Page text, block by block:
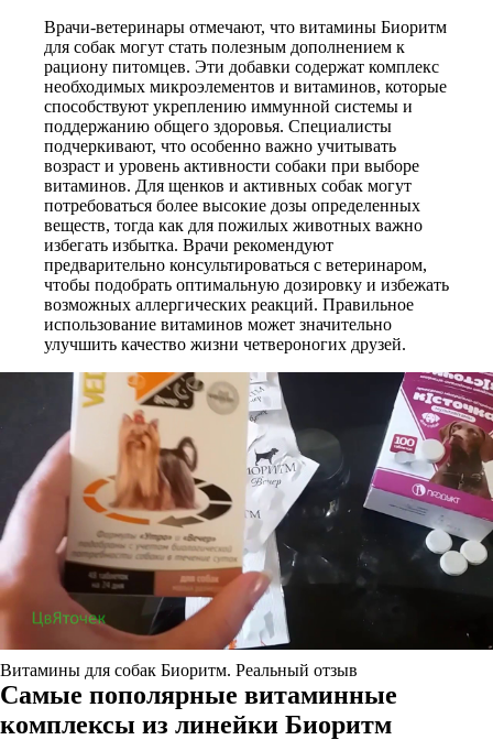
Врачи-ветеринары отмечают, что витамины Биоритм
для собак могут стать полезным дополнением к
рациону питомцев. Эти добавки содержат комплекс
необходимых микроэлементов и витаминов, которые
способствуют укреплению иммунной системы и
поддержанию общего здоровья. Специалисты
подчеркивают, что особенно важно учитывать
возраст и уровень активности собаки при выборе
витаминов. Для щенков и активных собак могут
потребоваться более высокие дозы определенных
веществ, тогда как для пожилых животных важно
избегать избытка. Врачи рекомендуют
предварительно консультироваться с ветеринаром,
чтобы подобрать оптимальную дозировку и избежать
возможных аллергических реакций. Правильное
использование витаминов может значительно
улучшить качество жизни четвероногих друзей.
Витамины для собак Биоритм. Реальный отзыв
Самые пополярные витаминные
комплексы из линейки Биоритм